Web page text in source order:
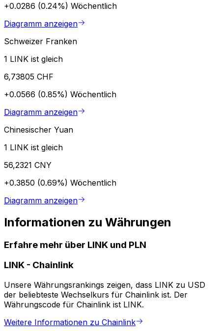
+0.0286 (0.24%) Wöchentlich
Diagramm anzeigen
Schweizer Franken
1 LINK ist gleich
6,73805 CHF
+0.0566 (0.85%) Wöchentlich
Diagramm anzeigen
Chinesischer Yuan
1 LINK ist gleich
56,2321 CNY
+0.3850 (0.69%) Wöchentlich
Diagramm anzeigen
Informationen zu Währungen
Erfahre mehr über LINK und PLN
LINK - Chainlink
Unsere Währungsrankings zeigen, dass LINK zu USD
der beliebteste Wechselkurs für Chainlink ist. Der
Währungscode für Chainlink ist LINK.
Weitere Informationen zu Chainlink